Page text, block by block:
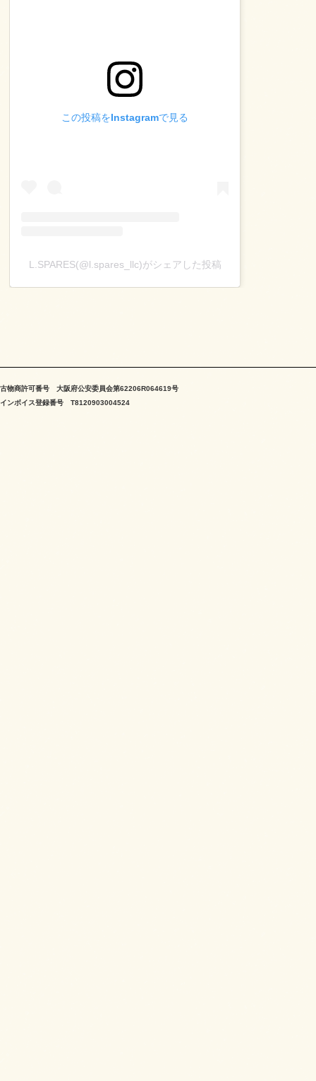
この投稿をInstagramで見る
L.SPARES(@l.spares_llc)がシェアした投稿
古物商許可番号 大阪府公安委員会第62206R064619号
インボイス登録番号 T8120903004524